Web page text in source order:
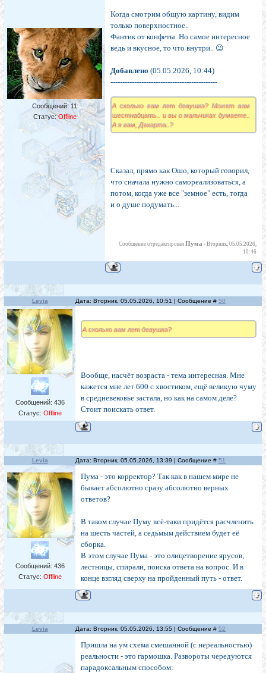
Сообщений: 11
Статус:Offline
Когда смотрим общую картину, видим
только поверхностное..
Фантик от конфеты. Но самое интересное
ведь и вкусное, то что внутри.. 😉
Добавлено (05.05.2026, 10:44)
---------------------------------------------
А сколько вам лет девушка? Может вам
шестнадцать.. и вы о мальчиках думаете..
А я вам, Декарта..?
Сказал, прямо как Ошо, который говорил,
что сначала нужно самореализоваться, а
потом, когда уже все "земное" есть, тогда
и о душе подумать...
Сообщение отредактировал Пума - Вторник, 05.05.2026,
10:46
Levia Дата: Вторник, 05.05.2026, 10:51 | Сообщение # 50
Сообщений: 436
Статус: Offline
А сколько вам лет девушка?
Вообще, насчёт возраста - тема интересная. Мне
кажется мне лет 600 с хвостиком, ещё великую чуму
в средневековье застала, но как на самом деле?
Стоит поискать ответ.
Levia Дата: Вторник, 05.05.2026, 13:39 | Сообщение # 51
Сообщений: 436
Статус: Offline
Пума - это корректор? Так как в нашем мире не
бывает абсолютно сразу абсолютно верных
ответов?
В таком случае Пуму всё-таки придётся расчленить
на шесть частей, а седьмым действием будет её
сборка.
В этом случае Пума - это олицетворение ярусов,
лестницы, спирали, поиска ответа на вопрос. И в
конце взгляд сверху на пройденный путь - ответ.
Levia Дата: Вторник, 05.05.2026, 13:55 | Сообщение # 52
Пришла на ум схема смешанной (с нереальностью)
реальности - это гармошка. Развороты чередуются
парадоксальным способом: